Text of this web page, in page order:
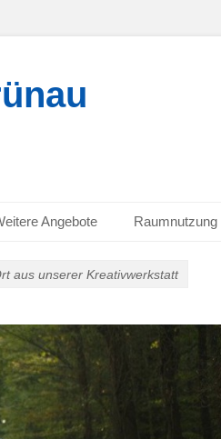
Angebote Raumnutzung
aus unserer Kreativwerkstatt